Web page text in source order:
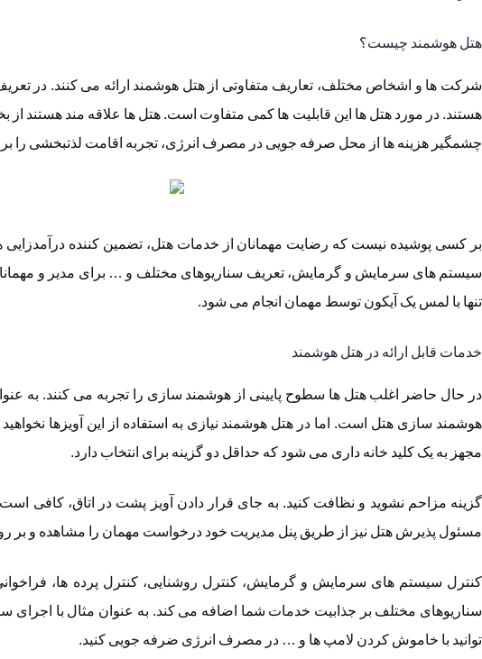
هتل هوشمند چیست؟
شرکت ها و اشخاص مختلف، تعاریف متفاوتی از هتل هوشمند ارائه می کنند. در
هستند. در مورد هتل ها این قابلیت ها کمی متفاوت است. هتل ها علاقه مند
چشمگیر هزینه ها از محل صرفه جویی در مصرف انرژی، تجربه اقامت لذتبخشی را
بر کسی پوشیده نیست که رضایت مهمانان از خدمات هتل، تضمین کننده
سیستم های سرمایش و گرمایش، تعریف سناریوهای مختلف و … برای مدیر و
تنها با لمس یک آیکون توسط مهمان انجام می شود.
خدمات قابل ارائه در هتل هوشمند
در حال حاضر اغلب هتل ها سطوح پایینی از هوشمند سازی را تجربه می کنند. به
هوشمند سازی هتل است. اما در هتل هوشمند نیازی به استفاده از این آویزها
مجهز به یک کلید خانه داری می شود که حداقل دو گزینه برای انتخاب دارد.
گزینه مزاحم نشوید و نظافت کنید. به جای قرار دادن آویز پشت در اتاق، کافی
مسئول پذیرش هتل نیز از طریق پنل مدیریت خود درخواست مهمان را مشاهده و بر
کنترل سیستم های سرمایش و گرمایش، کنترل روشنایی، کنترل پرده ها،
سناریوهای مختلف بر جذابیت خدمات شما اضافه می کند. به عنوان مثال با اجرای
توانید با خاموش کردن لامپ ها و … در مصرف انرژی ضرفه جویی کنید.